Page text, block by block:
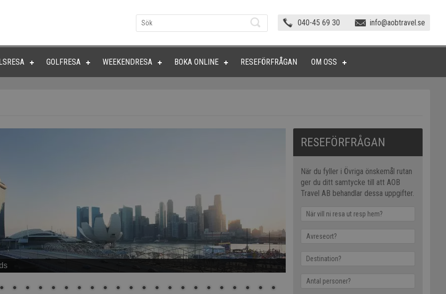
040-45 69 30 info@aobtravel.se
GOLFRESA WEEKENDRESA BOKA ONLINE RESEFÖRFRÅGAN OM OSS
RESEFÖRFRÅGAN
När du fyller i Övriga önskemål rutan
ger du ditt samtycke till att AOB
Travel AB behandlar dessa uppgifter.